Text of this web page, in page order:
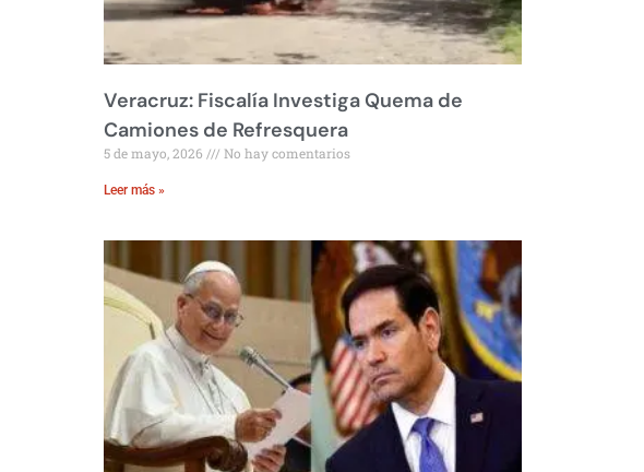
Veracruz: Fiscalía Investiga Quema de
Camiones de Refresquera
5 de mayo, 2026 No hay comentarios
Leer más »